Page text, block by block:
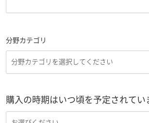
分野カテゴリ
購入の時期はいつ頃を予定されてい